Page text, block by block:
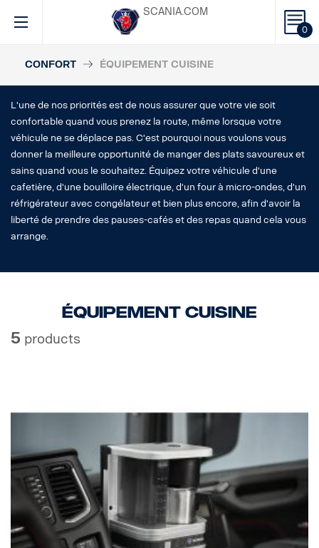
0
SCANIA.COM
CONFORT ÉQUIPEMENT CUISINE
L'une de nos priorités est de nous assurer que votre vie soit
confortable quand vous prenez la route, même lorsque votre
véhicule ne se déplace pas. C'est pourquoi nous voulons vous
donner la meilleure opportunité de manger des plats savoureux et
sains quand vous le souhaitez. Équipez votre véhicule d'une
cafetière, d'une bouilloire électrique, d'un four à micro-ondes, d'un
réfrigérateur avec congélateur et bien plus encore, afin d'avoir la
liberté de prendre des pauses-cafés et des repas quand cela vous
arrange.
Équipement cuisine
5 products